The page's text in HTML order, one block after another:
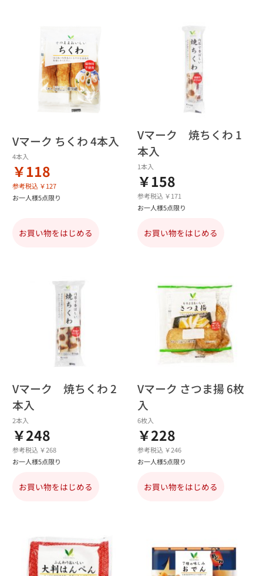
Vマーク ちくわ 4本入
4本入
￥118
参考税込 ￥127
お一人様5点限り
お買い物をはじめる
Vマーク 焼ちくわ 1
本入
1本入
￥158
参考税込 ￥171
お一人様5点限り
お買い物をはじめる
Vマーク 焼ちくわ 2
本入
2本入
￥248
参考税込 ￥268
お一人様5点限り
お買い物をはじめる
Vマーク さつま揚 6枚
入
6枚入
￥228
参考税込 ￥246
お一人様5点限り
お買い物をはじめる